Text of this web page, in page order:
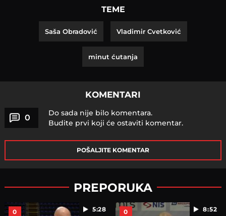
TEME
Saša Obradović Vladimir Cvetković
minut ćutanja
KOMENTARI
0
Do sada nije bilo komentara.
Budite prvi koji će ostaviti komentar.
POŠALJITE KOMENTAR
PREPORUKA
5:28
0 8:52
0